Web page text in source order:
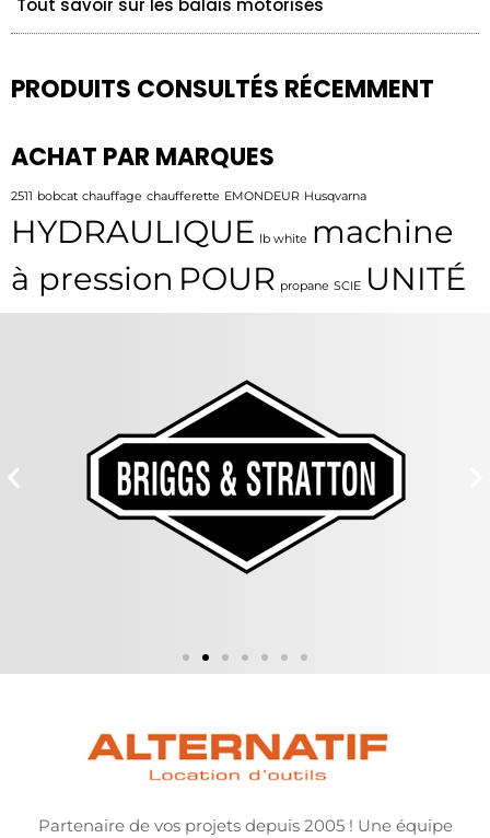
PRODUITS CONSULTÉS RÉCEMMENT
ACHAT PAR MARQUES
2511 bobcat chauffage chaufferette EMONDEUR Husqvarna
HYDRAULIQUE lb white machine
à pression POUR propane SCIE UNITÉ
Partenaire de vos projets depuis 2005 ! Une équipe